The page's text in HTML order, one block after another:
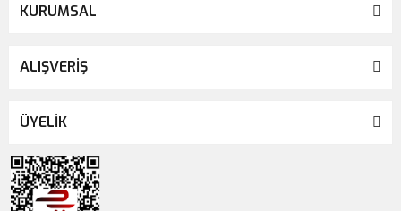
KURUMSAL
ALIŞVERİŞ
ÜYELİK